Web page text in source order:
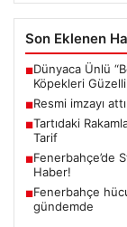
Son Eklenen
■Dünyaca Ünlü
Köpekleri
■Resmi imzayı
■Tartıdaki
Tarif
■Fenerbahçe’de
Haber!
■Fenerbahçe
gündemde